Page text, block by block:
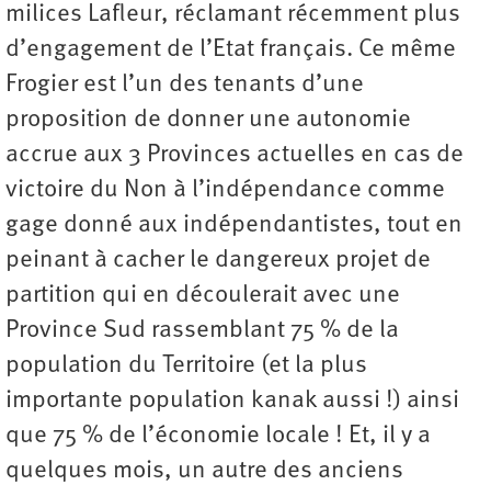
milices Lafleur, réclamant récemment plus
d’engagement de l’Etat français. Ce même
Frogier est l’un des tenants d’une
proposition de donner une autonomie
accrue aux 3 Provinces actuelles en cas de
victoire du Non à l’indépendance comme
gage donné aux indépendantistes, tout en
peinant à cacher le dangereux projet de
partition qui en découlerait avec une
Province Sud rassemblant 75 % de la
population du Territoire (et la plus
importante population kanak aussi !) ainsi
que 75 % de l’économie locale ! Et, il y a
quelques mois, un autre des anciens